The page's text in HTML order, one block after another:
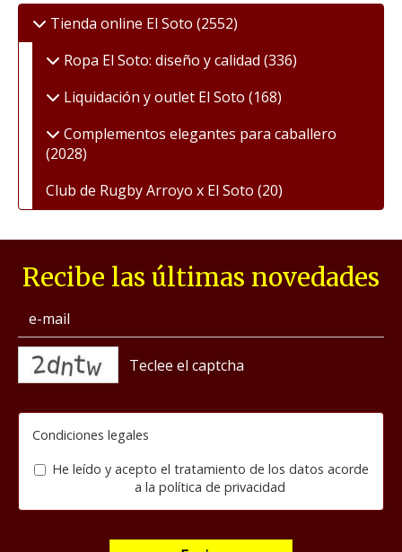
Tienda online El Soto (2552)
Ropa El Soto: diseño y calidad (336)
Liquidación y outlet El Soto (168)
Complementos elegantes para caballero
(2028)
Club de Rugby Arroyo x El Soto (20)
Recibe las últimas novedades
Condiciones legales
He leído y acepto el tratamiento de los datos acorde
a la política de privacidad